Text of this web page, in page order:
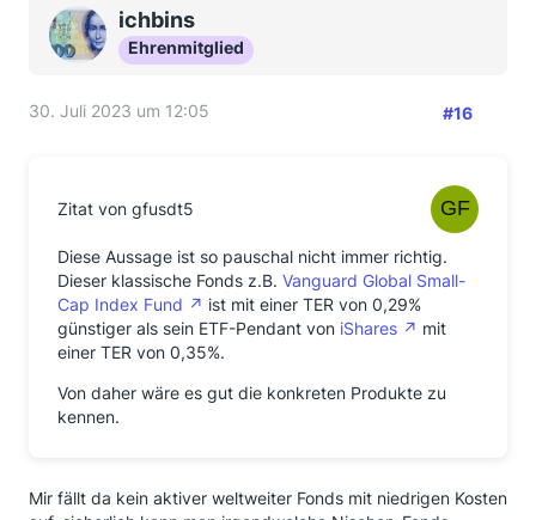
ichbins
Ehrenmitglied
30. Juli 2023 um 12:05 #16
Zitat von gfusdt5
Diese Aussage ist so pauschal nicht immer richtig.
Dieser klassische Fonds z.B. Vanguard Global Small-
Cap Index Fund
ist mit einer TER von 0,29%
günstiger als sein ETF-Pendant von iShares
mit
einer TER von 0,35%.
Von daher wäre es gut die konkreten Produkte zu
kennen.
Mir fällt da kein aktiver weltweiter Fonds mit niedrigen Kosten